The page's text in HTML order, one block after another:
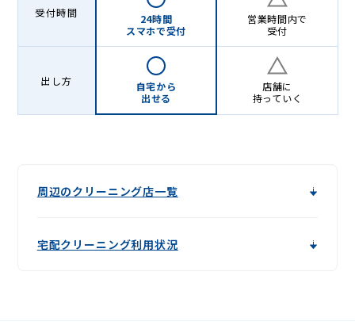
受付時間
24時間
スマホで受付
営業時間内で
受付
出し方
自宅から
出せる
店舗に
持っていく
周辺のクリーニング店一覧
宅配クリーニング利用状況